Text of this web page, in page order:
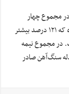
در مجموع چهار
میلیون و ۵٠٨ هزار تن گندله سنگ‌آهن ایران صادر شده که ١٢١ درصد بیشتر
در مجموع نیمه
و ۴٠ هزار تن گندله سنگ‌آهن صادر